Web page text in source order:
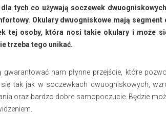
tych co używają soczewek
Okulary dwuogniskowe mają
tej osoby, która nosi takie okulary i może
trzeba tego unikać.
gwarantować nam płynne przejście, które
tak jak w soczewkach dwuogniskowych,
oraz bardzo dobre samopoczucie. Będzie